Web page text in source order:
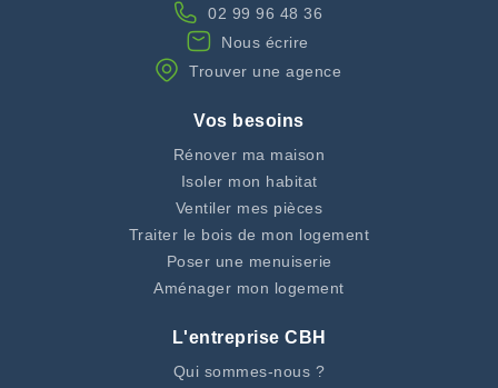
02 99 96 48 36
Nous écrire
Trouver une agence
Vos besoins
Rénover ma maison
Isoler mon habitat
Ventiler mes pièces
Traiter le bois de mon logement
Poser une menuiserie
Aménager mon logement
L'entreprise CBH
Qui sommes-nous ?